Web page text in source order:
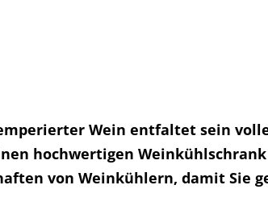
Wein entfaltet sein
hochwertigen
von Weinkühlern, damit Sie